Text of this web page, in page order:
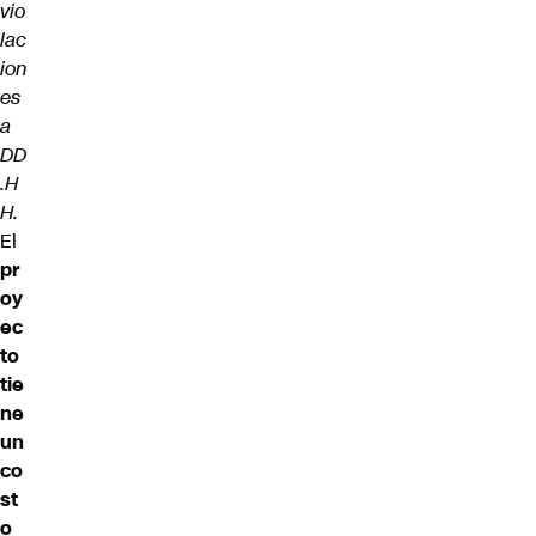
vio
lac
ion
es
a
DD
.H
H.
El
pr
oy
ec
to
tie
ne
un
co
st
o